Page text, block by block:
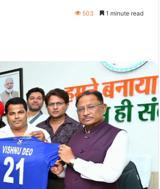
503 1 minute read